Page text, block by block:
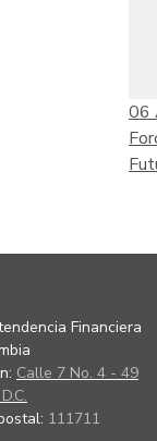
06
Financiera
Calle 7 No. 4 - 49
111711